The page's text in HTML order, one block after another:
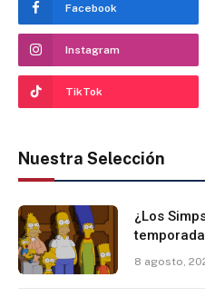
Facebook
Instagram
TikTok
Nuestra Selección
¿Los
8 agosto,